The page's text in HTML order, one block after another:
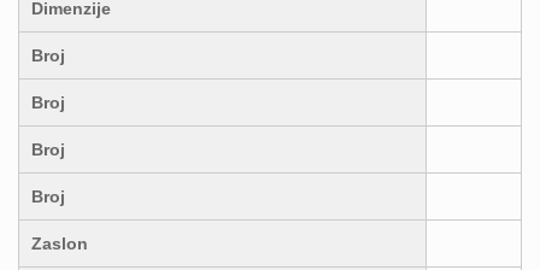
Dimenzije
Broj
Broj
Broj
Broj
Zaslon